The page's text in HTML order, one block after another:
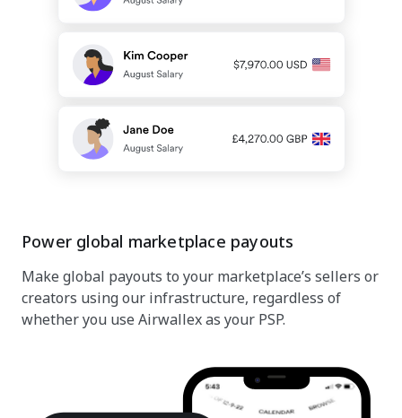
Power global marketplace payouts
Make global payouts to your marketplace’s sellers or
creators using our infrastructure, regardless of
whether you use Airwallex as your PSP.